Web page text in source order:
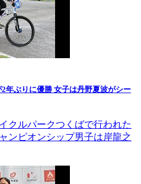
年ぶりに優勝 女子は丹野夏波がシー
クルパークつくばで行われた
ンピオンシップ男子は岸龍之